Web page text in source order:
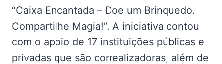
“Caixa Encantada – Doe um Brinquedo.
Compartilhe Magia!”. A iniciativa contou
com o apoio de 17 instituições públicas e
privadas que são correalizadoras, além de